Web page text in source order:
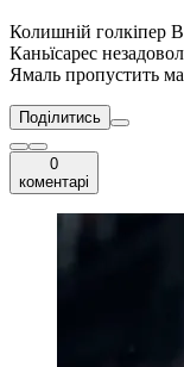
Колишній голкіпер
Каньїсарес
Ямаль пропустить
Поділитись
0
коментарі